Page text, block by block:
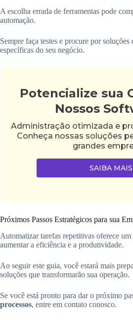
A escolha errada de ferramentas pode
automação.
Sempre faça testes e procure por soluções
específicas do seu negócio.
Potencialize sua
Nossos
Administração otimizada e
Conheça nossas soluções
grandes
SAIBA MAIS
Próximos Passos Estratégicos para sua
Automatizar tarefas repetitivas oferece
aumentar a eficiência e a produtividade.
Ao seguir este guia, você estará mais
soluções que transformarão sua operação.
Se você está pronto para dar o próximo
processos, entre em contato conosco.